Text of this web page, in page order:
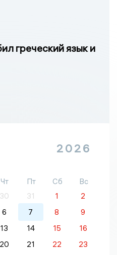
греческий язык и
2026
Чт Пт Сб
Вс
30 31 1
2
6 7 8
9
13 14 15
16
20 21 22
23